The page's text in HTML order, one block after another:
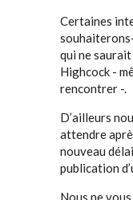
Certaines
qui ne
Highcock -
rencontrer -.
D’ailleurs
attendre
nouveau
publication
Nous ne